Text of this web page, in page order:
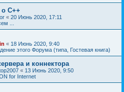
C++
« 20 Июнь 2020, 17:11
...
« 18 Июнь 2020, 9:40
этого Форума (типа, Гостевая книга)
и коннектора
« 13 Июнь 2020, 9:50
for Internet